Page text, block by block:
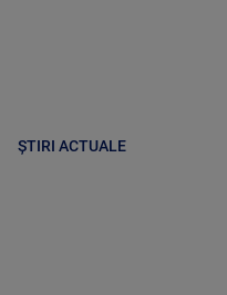
ȘTIRI ACTUALE